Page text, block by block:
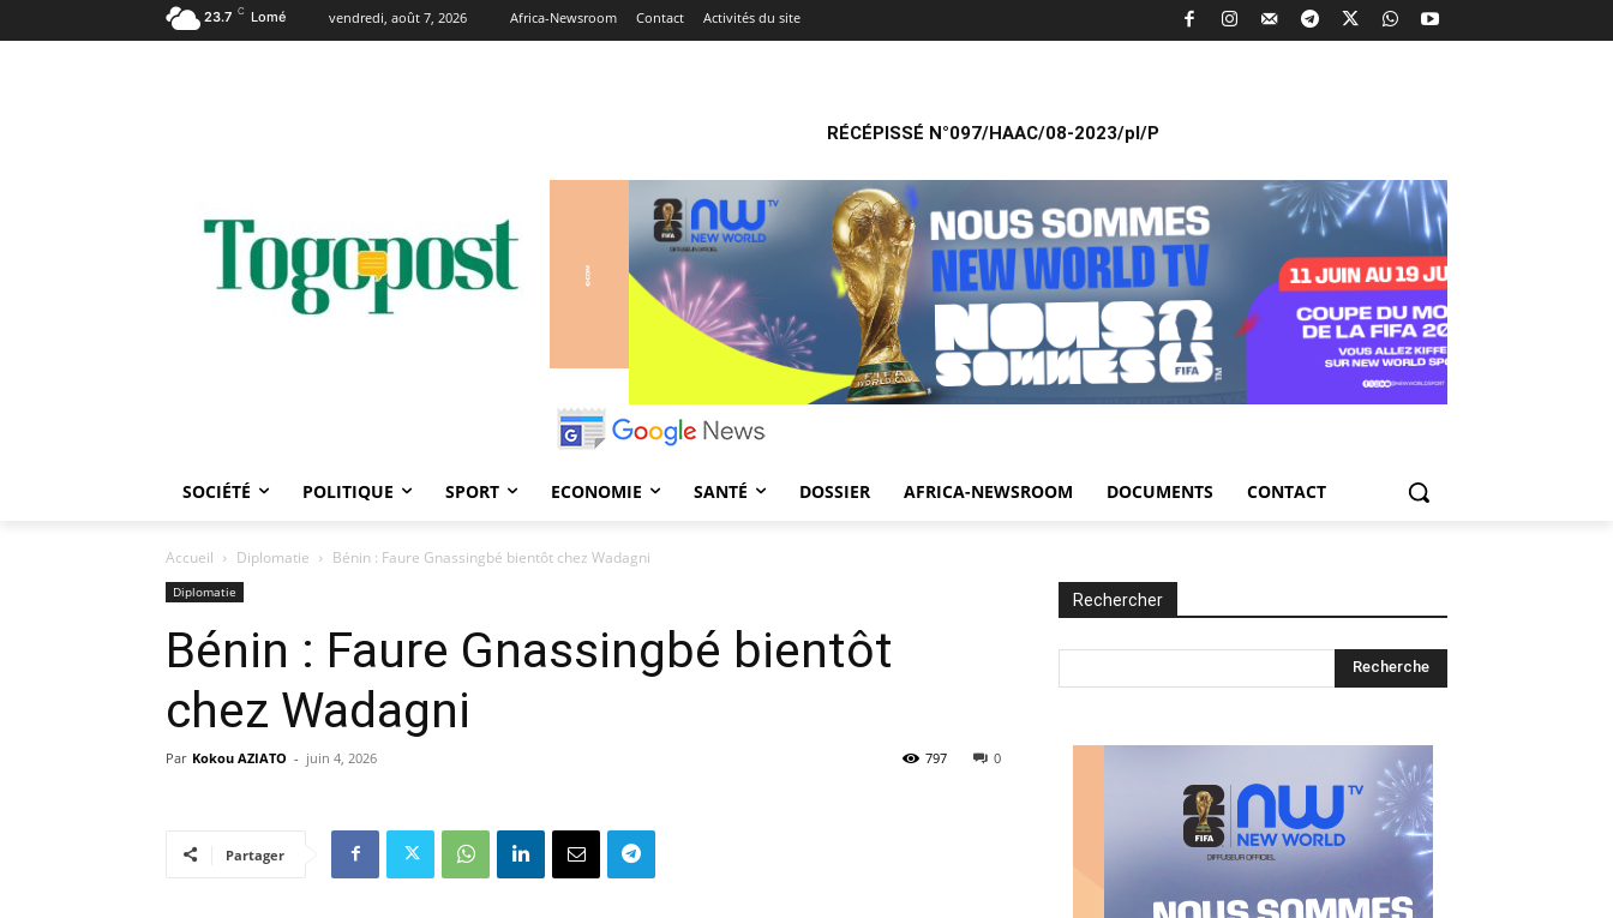
23.7 C Lomé vendredi, août 7, 2026 Africa-Newsroom Contact Activités du site
RÉCÉPISSÉ N°097/HAAC/08-2023/pl/P
SOCIÉTÉ POLITIQUE SPORT ECONOMIE SANTÉ DOSSIER AFRICA-NEWSROOM DOCUMENTS CONTACT
Accueil Diplomatie Bénin : Faure Gnassingbé bientôt chez Wadagni
Diplomatie
Bénin : Faure Gnassingbé bientôt
chez Wadagni
Par Kokou AZIATO - juin 4, 2026 0
797
Partager
Rechercher